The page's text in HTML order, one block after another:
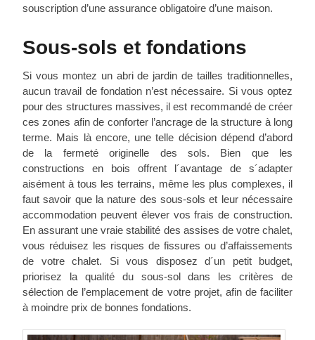
souscription d’une assurance obligatoire d’une maison.
Sous-sols et fondations
Si vous montez un abri de jardin de tailles traditionnelles,
aucun travail de fondation n’est nécessaire. Si vous optez
pour des structures massives, il est recommandé de créer
ces zones afin de conforter l’ancrage de la structure à long
terme. Mais là encore, une telle décision dépend d’abord
de la fermeté originelle des sols. Bien que les
constructions en bois offrent l´avantage de s´adapter
aisément à tous les terrains, même les plus complexes, il
faut savoir que la nature des sous-sols et leur nécessaire
accommodation peuvent élever vos frais de construction.
En assurant une vraie stabilité des assises de votre chalet,
vous réduisez les risques de fissures ou d’affaissements
de votre chalet. Si vous disposez d´un petit budget,
priorisez la qualité du sous-sol dans les critères de
sélection de l’emplacement de votre projet, afin de faciliter
à moindre prix de bonnes fondations.